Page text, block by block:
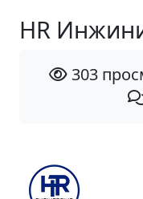
HR
303